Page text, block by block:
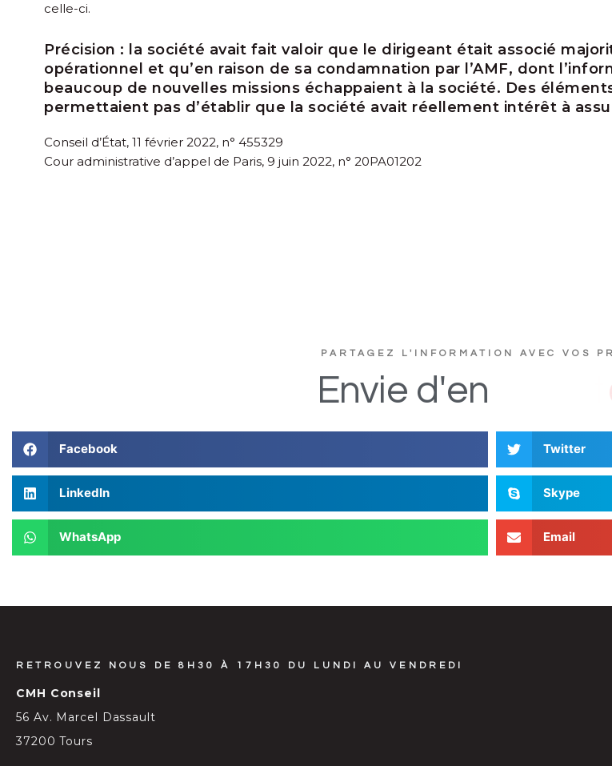
celle-ci.
Précision : la société avait fait valoir que le dirigeant était associé
opérationnel et qu’en raison de sa condamnation par l’AMF, dont
beaucoup de nouvelles missions échappaient à la société. Des
permettaient pas d’établir que la société avait réellement intérêt à
Conseil d’État, 11 février 2022, n° 455329
Cour administrative d’appel de Paris, 9 juin 2022, n° 20PA01202
PARTAGEZ L'INFORMATION AVEC VOS
Envie d'en
Facebook Twitter
LinkedIn Skype
WhatsApp Email
RETROUVEZ NOUS DE 8H30 À 17H30 DU LUNDI AU VENDREDI
CMH Conseil
56 Av. Marcel Dassault
37200 Tours